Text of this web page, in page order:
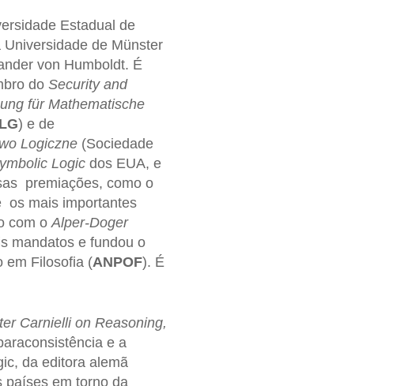
Estadual de
de Münster
von Humboldt. É
do Security and
für Mathematische
) e de
Logiczne(Sociedade
Logicdos EUA, e
premiações, como o
os mais importantes
com oAlper-Doger
mandatos e fundou o
em Filosofia (ANPOF). É
Carnielli on Reasoning,
e a
da editora alemã
países em torno da